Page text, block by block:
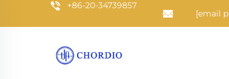
+86-20-34739857
[email